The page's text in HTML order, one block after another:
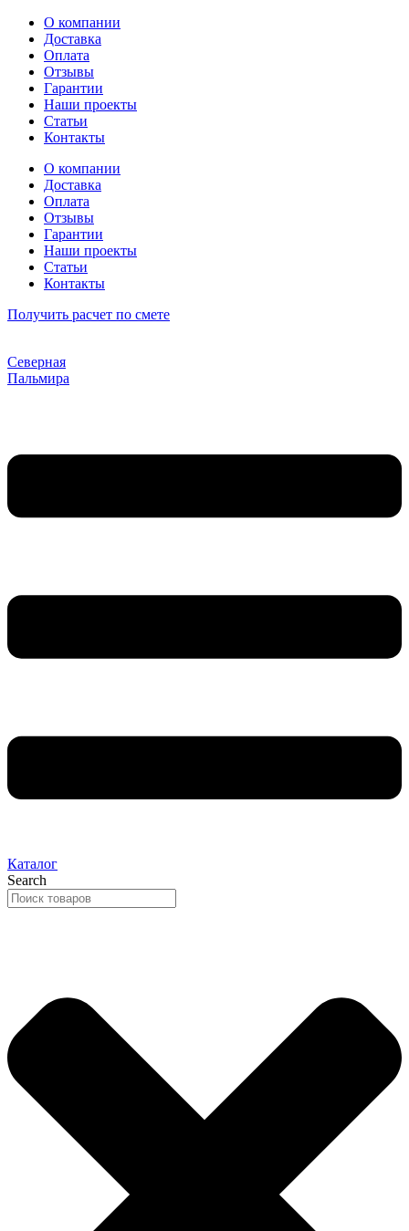
Перейти
содержимому
О компании
Доставка
Оплата
Отзывы
Гарантии
Наши проекты
Статьи
Контакты
О компании
Доставка
Оплата
Отзывы
Гарантии
Наши проекты
Статьи
Контакты
Получить расчет по смете
Северная
Пальмира
Каталог
Search